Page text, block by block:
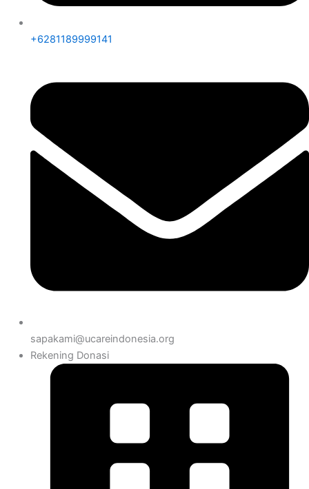
+6281189999141
sapakami@ucareindonesia.org
Rekening Donasi